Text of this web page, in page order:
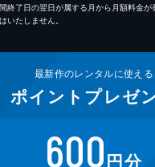
終了日の翌日が属する月から月額料金が
いたしません。
最新作のレンタルに使える
ポイント プレゼ
600円分